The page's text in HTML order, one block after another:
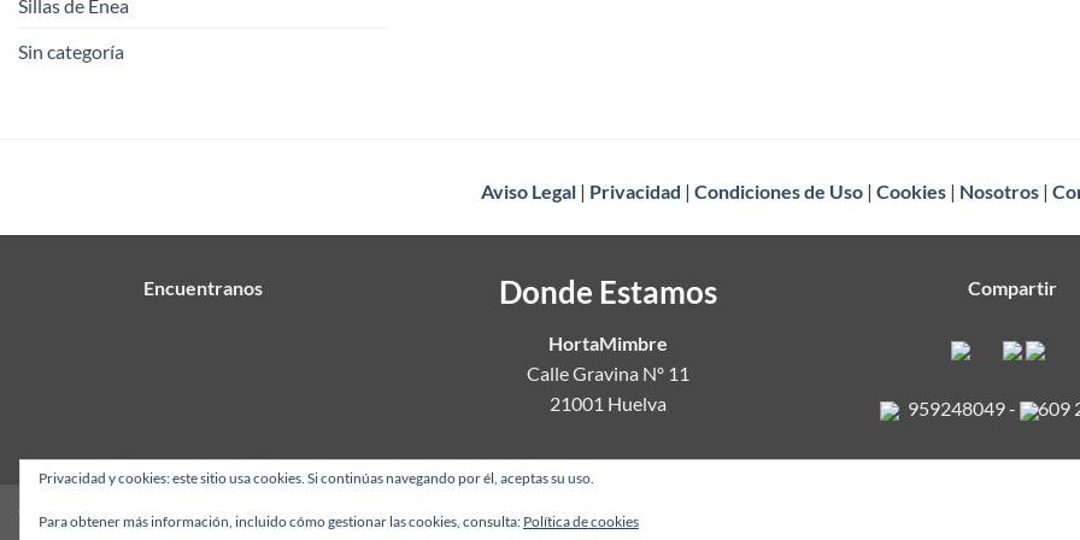
Sillas de Enea
Sin categoría
Aviso Legal | Privacidad | Condiciones de Uso | Cookies | Nosotros |
Encuentranos Donde Estamos
HortaMimbre
Calle Gravina Nº 11
21001 Huelva
Compartir
959248049- 609
Copyright 2026 ©
Privacidad y cookies: este sitio usa cookies. Si continúas navegando por él, aceptas su uso.
Para obtener más información, incluido cómo gestionar las cookies, consulta: Política de cookies